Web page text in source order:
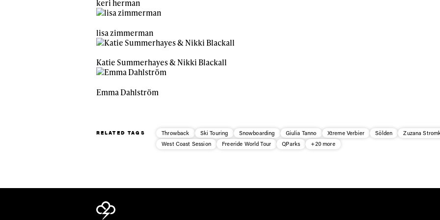
keri herman
lisa zimmerman
Katie Summerhayes & Nikki Blackall
Emma Dahlström
RELATED TAGS Throwback Ski Touring Snowboarding Giulia Tanno Xtreme Verbier Sölden
Zuzana
West Coast Session
Freeride World Tour QParks +20 more